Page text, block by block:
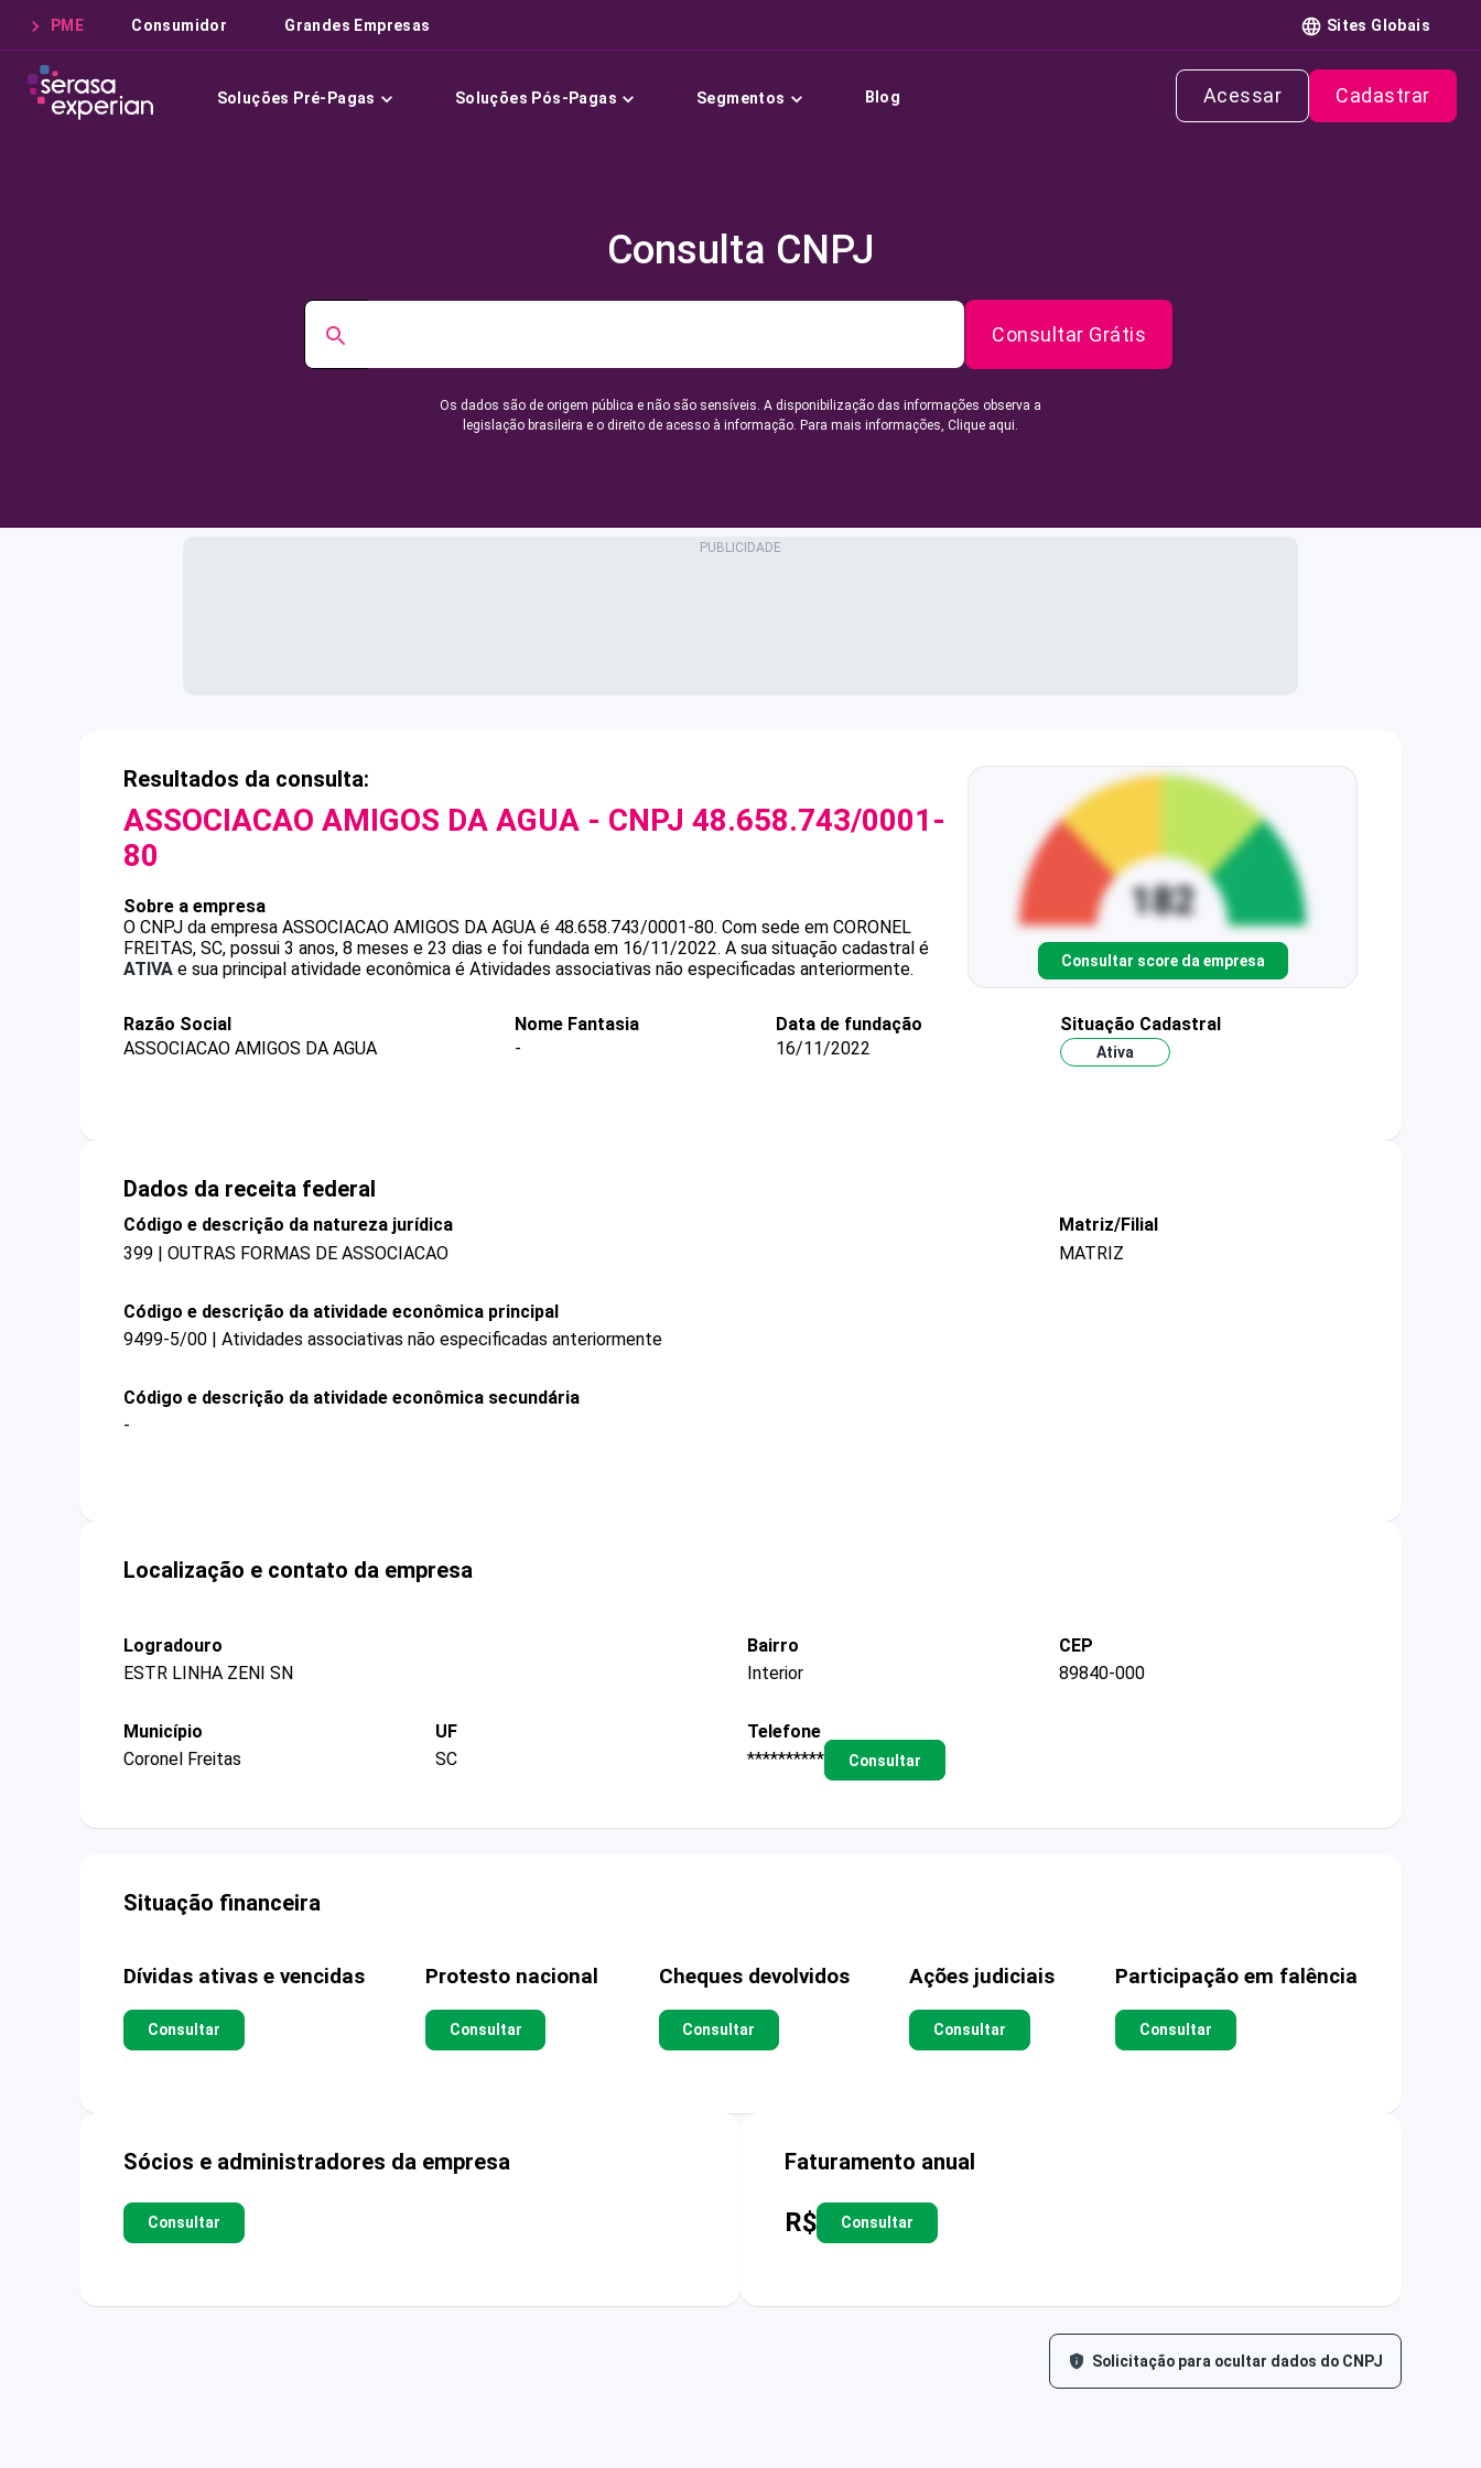
PME Consumidor Grandes Empresas Sites Globais
Soluções Pré-Pagas Soluções Pós-Pagas Segmentos Blog Acessar Cadastrar
Consulta CNPJ
Consultar Grátis
Os dados são de origem pública e não são sensíveis. A disponibilização das informações observa a
legislação brasileira e o direito de acesso à informação. Para mais informações, Clique aqui.
Resultados da consulta:
ASSOCIACAO AMIGOS DA AGUA - CNPJ 48.658.743/0001-
80
Sobre a empresa
O CNPJ da empresa ASSOCIACAO AMIGOS DA AGUA é 48.658.743/0001-80. Com sede em CORONEL
FREITAS, SC, possui 3 anos, 8 meses e 23 dias e foi fundada em 16/11/2022. A sua situação cadastral é
ATIVA e sua principal atividade econômica é Atividades associativas não especificadas anteriormente. Consultar score da empresa
Razão Social
ASSOCIACAO AMIGOS DA AGUA
Nome Fantasia
-
Data de fundação
16/11/2022
Situação Cadastral
Ativa
Dados da receita federal
Código e descrição da natureza jurídica
399 | OUTRAS FORMAS DE ASSOCIACAO
Matriz/Filial
MATRIZ
Código e descrição da atividade econômica principal
9499-5/00 | Atividades associativas não especificadas anteriormente
Código e descrição da atividade econômica secundária
-
Localização e contato da empresa
Logradouro
ESTR LINHA ZENI SN
Bairro
Interior
CEP
89840-000
Município
Coronel Freitas
UF
SC
Telefone
**********
Consultar
Situação financeira
Dívidas ativas e vencidas
Consultar
Protesto nacional
Consultar
Cheques devolvidos
Consultar
Ações judiciais
Consultar
Participação em falência
Consultar
Sócios e administradores da empresa
Consultar
Faturamento anual
R$ Consultar
Solicitação para ocultar dados do CNPJ